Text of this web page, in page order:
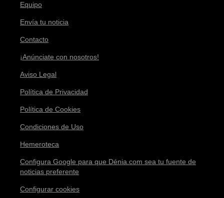
Equipo
Envía tu noticia
Contacto
¡Anúnciate con nosotros!
Aviso Legal
Política de Privacidad
Política de Cookies
Condiciones de Uso
Hemeroteca
Configura Google para que Dénia.com sea tu fuente de
noticias preferente
Configurar cookies